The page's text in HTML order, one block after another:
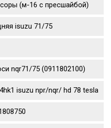
(м-16 с пресшайбой)
isuzu 71/75
nqr71/75 (0911802100)
isuzu npr/nqr/ hd 78 tesla